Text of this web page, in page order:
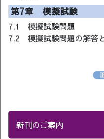
第7章 模擬試験
7.1 模擬試験問題
7.2 模擬試験問題の解答
新刊のご案内